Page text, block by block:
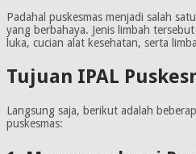
Padahal puskesmas menjadi salah
yang berbahaya. Jenis limbah
luka, cucian alat kesehatan, serta
Tujuan IPAL
Langsung saja, berikut adalah
puskesmas: